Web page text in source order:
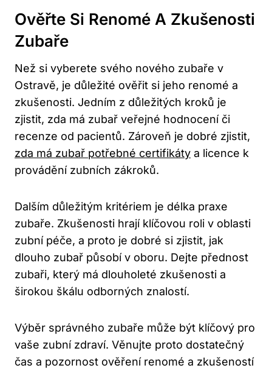
Ověřte Si Renomé A Zkušenosti
Zubaře
Než si vyberete svého nového zubaře v
Ostravě, je důležité ověřit si jeho renomé a
zkušenosti. Jedním z důležitých kroků je
zjistit, zda má zubař veřejné hodnocení či
recenze od pacientů. Zároveň je dobré zjistit,
zda má zubař potřebné certifikáty a licence k
provádění zubních zákroků.
Dalším důležitým kritériem je délka praxe
zubaře. Zkušenosti hrají klíčovou roli v oblasti
zubní péče, a proto je dobré si zjistit, jak
dlouho zubař působí v oboru. Dejte přednost
zubaři, který má dlouholeté zkušenosti a
širokou škálu odborných znalostí.
Výběr správného zubaře může být klíčový pro
vaše zubní zdraví. Věnujte proto dostatečný
čas a pozornost ověření renomé a zkušeností